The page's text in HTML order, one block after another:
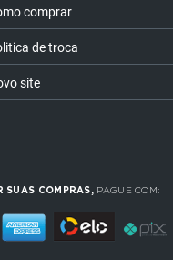
comprar
de troca
site
SUAS COMPRAS, PAGUE COM: